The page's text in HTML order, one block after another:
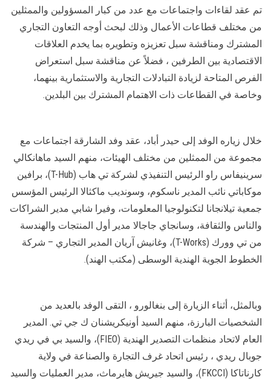
تم عقد لقاءات واجتماعات مع عدد من كبار المسؤولين والممثلين
من مختلف قطاعات الأعمال وذلك لبحث أوجه التعاون التجاري
المشترك ومناقشة سبل تعزيزه وتطويره بما يخدم العلاقات
الاقتصادية بين الطرفين ، فضلاً عن مناقشة سبل استعراض
الفرص المتاحة لزيادة التبادلات التجارية والاستثمارية بينهما،
وخاصة في القطاعات ذات الاهتمام المشترك بين البلدين.
خلال زياره الوفد إلى حيدر أباد، عقد وفد الشارقة اجتماعات مع
مجموعة من الممثلين من مختلف الهيئات، منهم السيد ماهانكالي
سرينيفاس راو الرئيس التنفيذي لشركة تي هاب (T-Hub)، برافين
موكاباتي نائب المدير ناسكوم، وسونديب ماكثالا الرئيس المؤسس
جمعية تيلانجانا لتكنولوجيا المعلومات، وفيرا شابي مدير الشراكات
والناس والثقافة، وسانجاي جاجالا مدير أول المنتجات والهندسة
من تي وورك (T-Works)، وغانيش آريان المدير التجاري – شركة
الخطوط الجوية الهندية الوسطى (مكتب الهند).
وبالمثل، أثناء الزيارة إلى بنغالورو ، التقى الوفد بالعديد من
الشخصيات البارزة، منهم السيد أونيكريشنان ك جي تي. المدير
العام لاتحاد منظمات التصدير الهندية (FIEO)، والسيد بي في ريدي
جوبال ريدي ، رئيس اتحاد غرف التجارة والصناعة في ولاية
كارناتاكا (FKCCI)، والسيد جيريش هايرماث، مدير العمليات والسيد